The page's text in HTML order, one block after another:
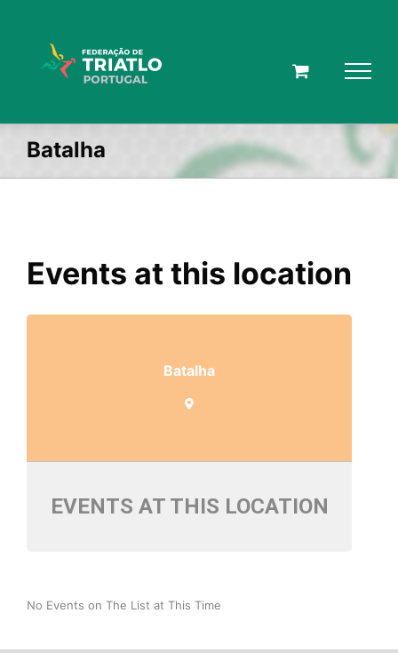
Batalha
Events at this location
Batalha
EVENTS AT THIS LOCATION
No Events on The List at This Time